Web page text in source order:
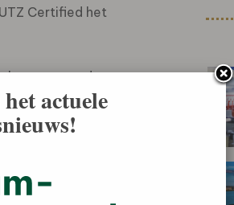
Certified het
cacao onder
cacao voor
actuele